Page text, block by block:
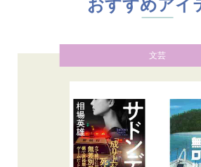
おすすめアイ
文芸